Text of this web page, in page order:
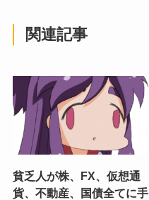
関連記事
貧乏人が株、FX、仮想通
貨、不動産、国債全てに手